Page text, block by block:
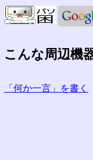
こんな周辺機
「何か一言」を書く